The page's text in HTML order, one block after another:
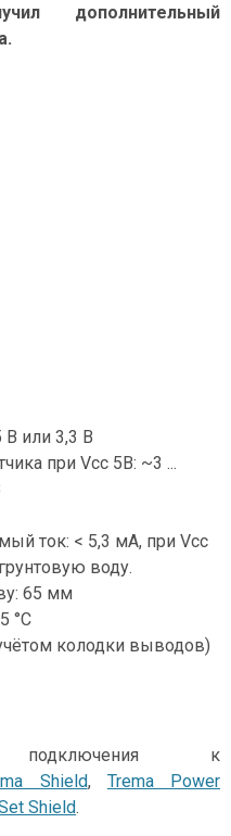
дополнительный
В или 3,3 В
при Vcc 5В: ~3 ...
ток: < 5,3 мА, при Vcc
воду.
65 мм
°С
колодки выводов)
к
Shield, Trema Power
Shield.